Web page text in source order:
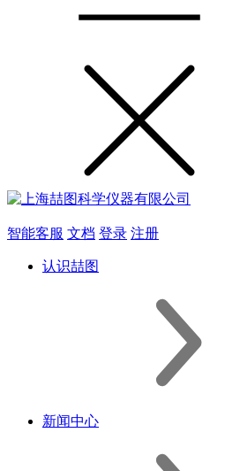
智能客服 文档 登录 注册
认识喆图
新闻中心